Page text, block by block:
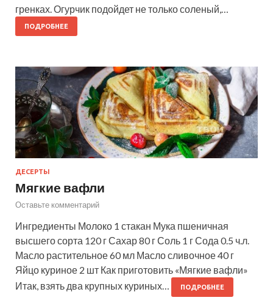
гренках. Огурчик подойдет не только соленый,…
ПОДРОБНЕЕ
ДЕСЕРТЫ
Мягкие вафли
Оставьте комментарий
Ингредиенты Молоко 1 стакан Мука пшеничная
высшего сорта 120 г Сахар 80 г Соль 1 г Сода 0.5 ч.л.
Масло растительное 60 мл Масло сливочное 40 г
Яйцо куриное 2 шт Как приготовить «Мягкие вафли»
Итак, взять два крупных куриных…
ПОДРОБНЕЕ